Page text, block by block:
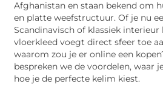
Afghanistan en staan bekend om
en platte weefstructuur. Of je nu
Scandinavisch of klassiek interieur
vloerkleed voegt direct sfeer toe
waarom zou je er online een
bespreken we de voordelen, waar
hoe je de perfecte kelim kiest.